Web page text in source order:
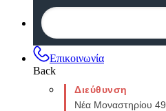
Επικοινωνία
Back
Διεύθυνση
Νέα Μοναστηρίου 49